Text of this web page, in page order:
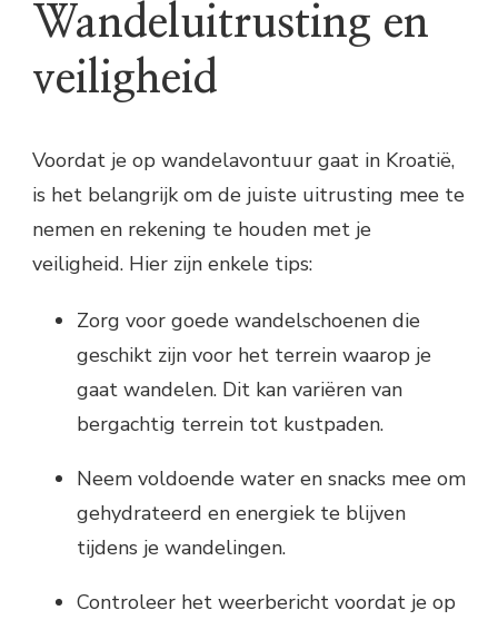
Wandeluitrusting en
veiligheid
Voordat je op wandelavontuur gaat in Kroatië,
is het belangrijk om de juiste uitrusting mee te
nemen en rekening te houden met je
veiligheid. Hier zijn enkele tips:
Zorg voor goede wandelschoenen die
geschikt zijn voor het terrein waarop je
gaat wandelen. Dit kan variëren van
bergachtig terrein tot kustpaden.
Neem voldoende water en snacks mee om
gehydrateerd en energiek te blijven
tijdens je wandelingen.
Controleer het weerbericht voordat je op